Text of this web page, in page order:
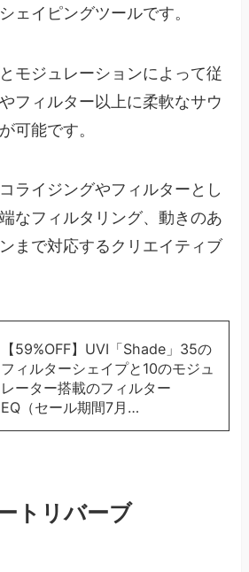
ェイピングツールです。
モジュレーションによって従
フィルター以上に柔軟なサウ
可能です。
ライジングやフィルターとし
なフィルタリング、動きのあ
まで対応するクリエイティブ
【59%OFF】UVI「Shade」35の
フィルターシェイプと10のモジュ
レーター搭載のフィルター
EQ（セール期間7月…
トリバーブ